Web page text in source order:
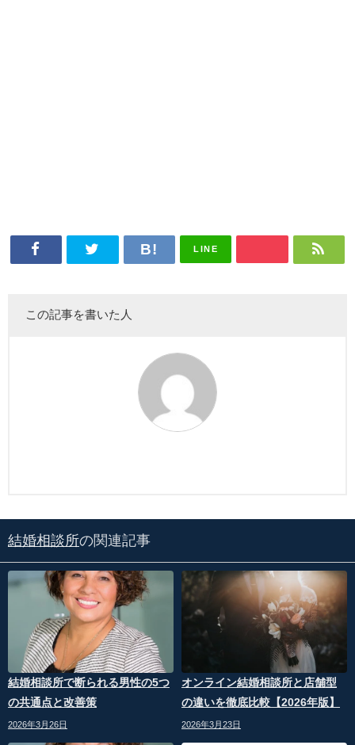
LINE
この記事を書いた人
結婚相談所の関連記事
結婚相談所で断られる男性の5つ
の共通点と改善策
2026年3月26日
オンライン結婚相談所と店舗型
の違いを徹底比較【2026年版】
2026年3月23日